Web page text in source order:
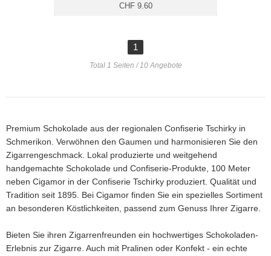
CHF 9.60
1
Total 1 Seiten / 10 Angebote
Premium Schokolade aus der regionalen Confiserie Tschirky in
Schmerikon. Verwöhnen den Gaumen und harmonisieren Sie den
Zigarrengeschmack. Lokal produzierte und weitgehend
handgemachte Schokolade und Confiserie-Produkte, 100 Meter
neben Cigamor in der Confiserie Tschirky produziert. Qualität und
Tradition seit 1895. Bei Cigamor finden Sie ein spezielles Sortiment
an besonderen Köstlichkeiten, passend zum Genuss Ihrer Zigarre.
Bieten Sie ihren Zigarrenfreunden ein hochwertiges Schokoladen-
Erlebnis zur Zigarre. Auch mit Pralinen oder Konfekt - ein echte